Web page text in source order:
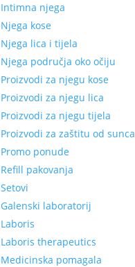
Intimna njega
Njega kose
Njega lica i tijela
Njega područja oko očiju
Proizvodi za njegu kose
Proizvodi za njegu lica
Proizvodi za njegu tijela
Proizvodi za zaštitu od sunca
Promo ponude
Refill pakovanja
Setovi
Galenski laboratorij
Laboris
Laboris therapeutics
Medicinska pomagala